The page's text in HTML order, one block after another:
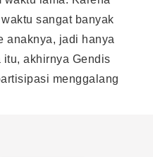
sangat banyak
anaknya, jadi hanya
akhirnya Gendis
menggalang